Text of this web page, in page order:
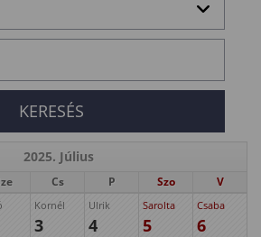
2025. Július
Cs P Szo V
Kornél
3
Ulrik
4
Sarolta
5
Csaba
6